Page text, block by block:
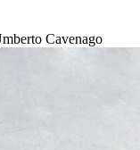
Cavenago